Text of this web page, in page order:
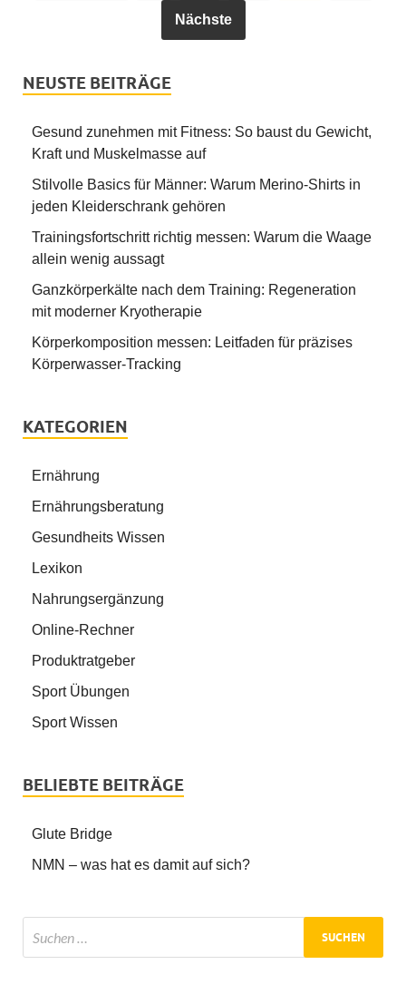
Nächste
NEUSTE BEITRÄGE
Gesund zunehmen mit Fitness: So baust du Gewicht,
Kraft und Muskelmasse auf
Stilvolle Basics für Männer: Warum Merino-Shirts in
jeden Kleiderschrank gehören
Trainingsfortschritt richtig messen: Warum die Waage
allein wenig aussagt
Ganzkörperkälte nach dem Training: Regeneration
mit moderner Kryotherapie
Körperkomposition messen: Leitfaden für präzises
Körperwasser-Tracking
KATEGORIEN
Ernährung
Ernährungsberatung
Gesundheits Wissen
Lexikon
Nahrungsergänzung
Online-Rechner
Produktratgeber
Sport Übungen
Sport Wissen
BELIEBTE BEITRÄGE
Glute Bridge
NMN – was hat es damit auf sich?